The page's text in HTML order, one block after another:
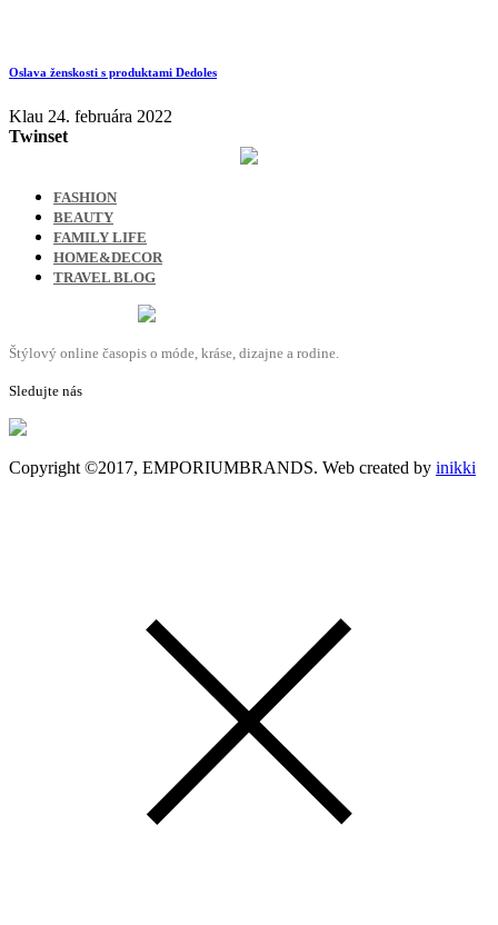
Oslava ženskosti s produktami Dedoles
Klau 24. februára 2022
Twinset
FASHION
BEAUTY
FAMILY LIFE
HOME&DECOR
TRAVEL BLOG
Štýlový online časopis o móde, kráse, dizajne a rodine.
Sledujte nás
Copyright ©2017, EMPORIUMBRANDS. Web created by inikki